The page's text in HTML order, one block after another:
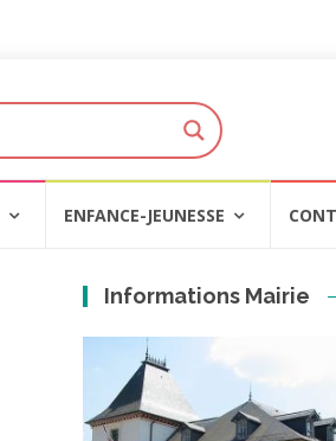
ENFANCE-JEUNESSE
Informations Mairie